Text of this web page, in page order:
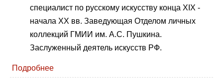
специалист по русскому искусству конца XIX -
начала ХХ вв. Заведующая Отделом личных
коллекций ГМИИ им. А.С. Пушкина.
Заслуженный деятель искусств РФ.
Подробнее